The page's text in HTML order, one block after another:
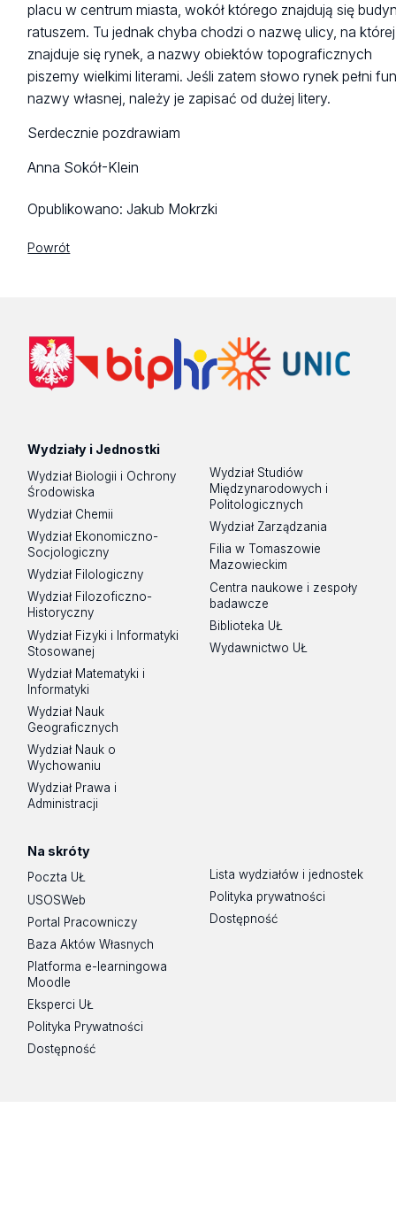
placu w centrum miasta, wokół którego znajdują się
ratuszem. Tu jednak chyba chodzi o nazwę ulicy, na której
znajduje się rynek, a nazwy obiektów topograficznych
piszemy wielkimi literami. Jeśli zatem słowo rynek pełni
nazwy własnej, należy je zapisać od dużej litery.
Serdecznie pozdrawiam
Anna Sokół-Klein
Opublikowano:Jakub Mokrzki
Powrót
Wydziały i Jednostki
Wydział Biologii i Ochrony
Środowiska
Wydział Chemii
Wydział Ekonomiczno-
Socjologiczny
Wydział Filologiczny
Wydział Filozoficzno-
Historyczny
Wydział Fizyki i Informatyki
Stosowanej
Wydział Matematyki i
Informatyki
Wydział Nauk
Geograficznych
Wydział Nauk o
Wychowaniu
Wydział Prawa i
Administracji
Wydział Studiów
Międzynarodowych i
Politologicznych
Wydział Zarządzania
Filia w Tomaszowie
Mazowieckim
Centra naukowe i zespoły
badawcze
Biblioteka UŁ
Wydawnictwo UŁ
Na skróty
Poczta UŁ
USOSWeb
Portal Pracowniczy
Baza Aktów Własnych
Platforma e-learningowa
Moodle
Eksperci UŁ
Polityka Prywatności
Dostępność
Lista wydziałów i jednostek
Polityka prywatności
Dostępność